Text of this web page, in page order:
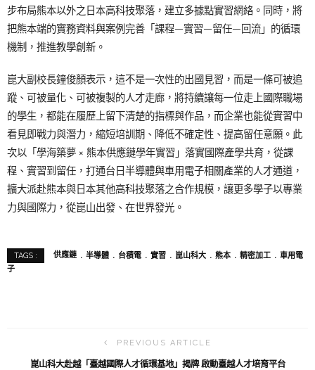
步布局熊本以外之日本高科技聚落，建立多據點實習網絡。同時，將
把熊本端的實務資料與案例完善「課程—實習—留任—回流」的循環
機制，推進教學創新。
崑大副校長鐘俊顏表示，這不是一次性的出國見習，而是一條可被追
蹤、可被量化、可被複製的人才走廊，將持續讓每一位走上國際職場
的學生，都能在履歷上留下清楚的指標與作品，而企業也能從實習中
看見即戰力與潛力，縮短培訓期、降低不確定性、提高留任意願。此
次以「學海築夢 × 熊本供應鏈學年實習」落實國際產學共育，從課
程、實習到留任，打通台日半導體與車用電子相關產業的人才通道，
擴大派赴熊本與日本其他高科技聚落之合作規模，讓更多學子以專業
力與國際力，從崑山出發、在世界發光。
TAGS : 供應鏈 半導體 台積電 實習 崑山科大 熊本 精密加工
車用電
子
PREVIOUS ARTICLE
崑山科大赴越「臺越國際人才循環基地」揭牌 啟動臺越人才培育平台